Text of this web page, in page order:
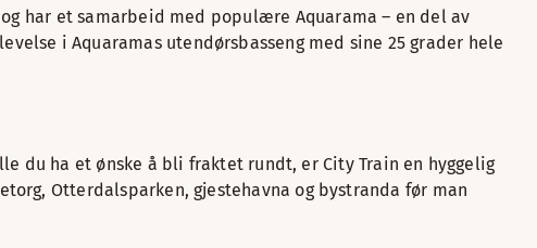
har et samarbeid med populære Aquarama – en del av
i Aquaramas utendørsbasseng med sine 25 grader hele
du ha et ønske å bli fraktet rundt, er City Train en hyggelig
Otterdalsparken, gjestehavna og bystranda før man